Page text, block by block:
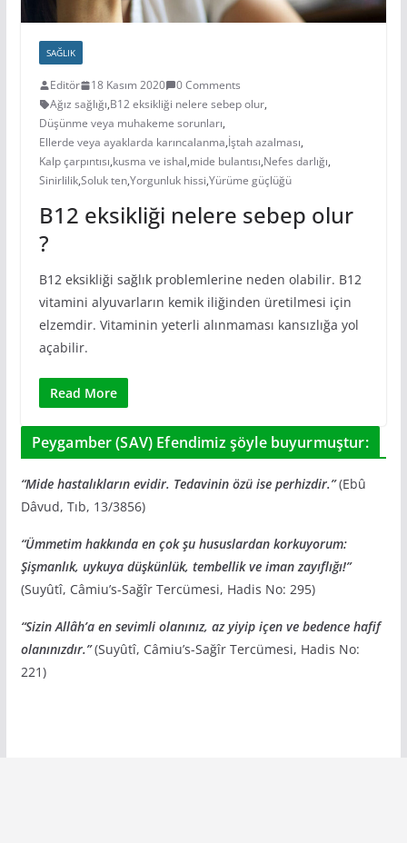
SAĞLIK
Editör 18 Kasım 2020
0 Comments
Ağız sağlığı,B12 eksikliği nelere sebep olur,
Düşünme veya muhakeme sorunları,
Ellerde veya ayaklarda karıncalanma,İştah azalması,
Kalp çarpıntısı,kusma ve ishal,mide bulantısı,Nefes darlığı,
Sinirlilik,Soluk ten,Yorgunluk hissi,Yürüme güçlüğü
B12 eksikliği nelere sebep olur
?
B12 eksikliği sağlık problemlerine neden olabilir. B12
vitamini alyuvarların kemik iliğinden üretilmesi için
elzemdir. Vitaminin yeterli alınmaması kansızlığa yol
açabilir.
Read More
Peygamber (SAV) Efendimiz şöyle buyurmuştur:
“Mide hastalıkların evidir. Tedavinin özü ise perhizdir.”(Ebû
Dâvud, Tıb, 13/3856)
“Ümmetim hakkında en çok şu hususlardan korkuyorum:
Şişmanlık, uykuya düşkünlük, tembellik ve iman zayıflığı!”
(Suyûtî, Câmiu’s-Sağîr Tercümesi, Hadis No: 295)
“Sizin Allâh’a en sevimli olanınız, az yiyip içen ve bedence hafif
olanınızdır.”(Suyûtî, Câmiu’s-Sağîr Tercümesi, Hadis No:
221)